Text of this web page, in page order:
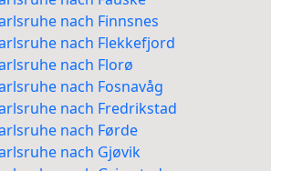
nach Finnsnes
nach Flekkefjord
nach Florø
nach Fosnavåg
nach Fredrikstad
nach Førde
nach Gjøvik